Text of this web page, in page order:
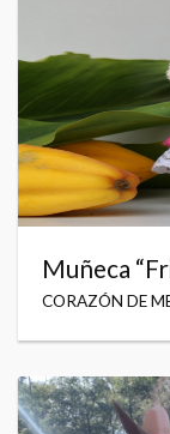
Muñeca
CORAZÓN DE